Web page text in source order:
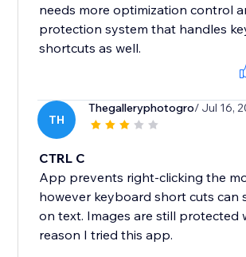
needs more optimization control
protection system that handles
shortcuts as well.
TH
Thegalleryphotogro/ Jul 16,
CTRL C
App prevents right-clicking the
however keyboard short cuts can
on text. Images are still protected
reason I tried this app.